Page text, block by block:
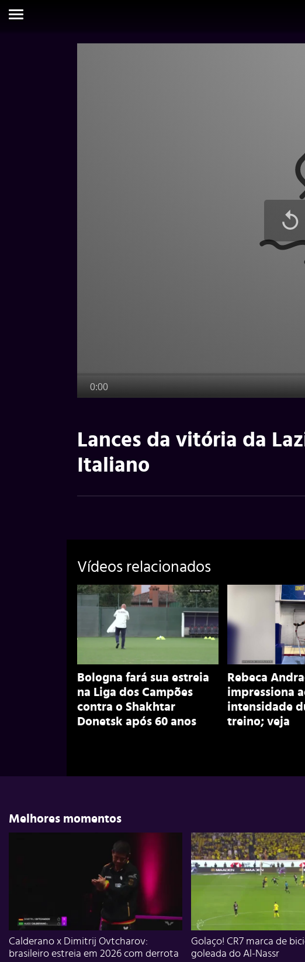
Lances da vitória da
Italiano
Vídeos relacionados
Bologna fará sua estreia
na Liga dos Campões
contra o Shakhtar
Donetsk após 60 anos
Rebeca
impressiona
intensidade
treino; veja
Melhores momentos
Calderano x Dimitrij Ovtcharov:
brasileiro estreia em 2026 com derrota
Golaço! CR7 marca de
goleada do Al-Nassr